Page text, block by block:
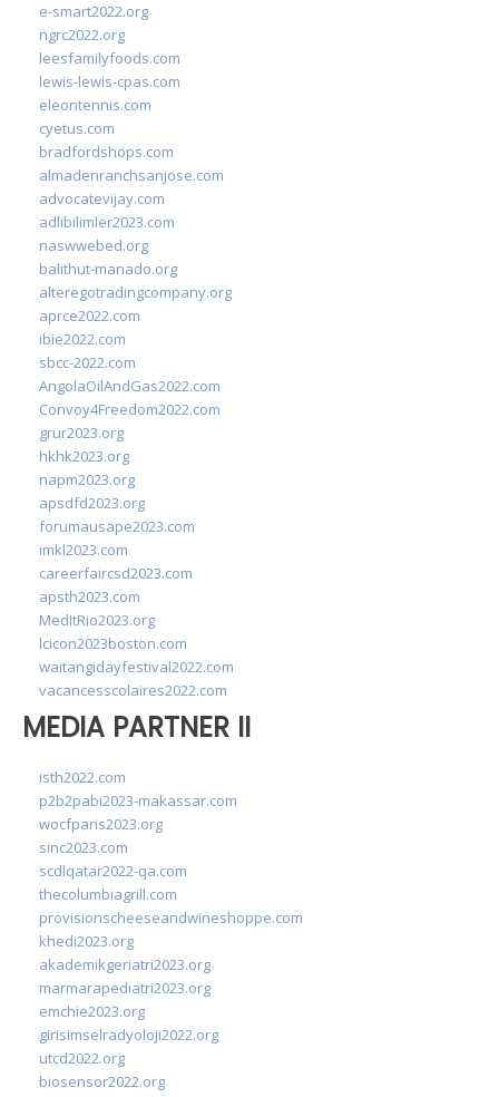
e-smart2022.org
ngrc2022.org
leesfamilyfoods.com
lewis-lewis-cpas.com
eleontennis.com
cyetus.com
bradfordshops.com
almadenranchsanjose.com
advocatevijay.com
adlibilimler2023.com
naswwebed.org
balithut-manado.org
alteregotradingcompany.org
aprce2022.com
ibie2022.com
sbcc-2022.com
AngolaOilAndGas2022.com
Convoy4Freedom2022.com
grur2023.org
hkhk2023.org
napm2023.org
apsdfd2023.org
forumausape2023.com
imkl2023.com
careerfaircsd2023.com
apsth2023.com
MedItRio2023.org
lcicon2023boston.com
waitangidayfestival2022.com
vacancesscolaires2022.com
MEDIA PARTNER II
isth2022.com
p2b2pabi2023-makassar.com
wocfparis2023.org
sinc2023.com
scdlqatar2022-qa.com
thecolumbiagrill.com
provisionscheeseandwineshoppe.com
khedi2023.org
akademikgeriatri2023.org
marmarapediatri2023.org
emchie2023.org
girisimselradyoloji2022.org
utcd2022.org
biosensor2022.org